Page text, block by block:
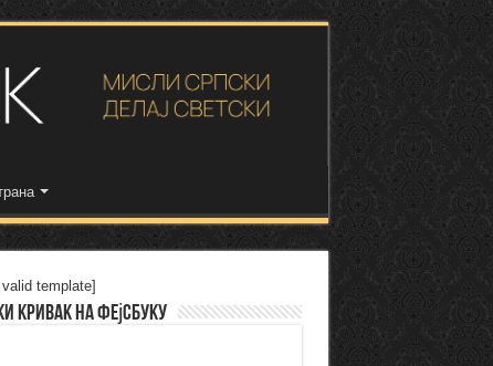
template]
Кривак на Фејсбуку